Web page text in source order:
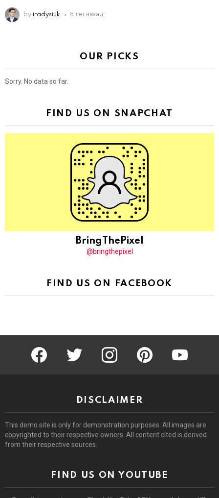
by iradysiuk 8 лет назад
OUR PICKS
Sorry. No data so far.
FIND US ON SNAPCHAT
BringThePixel
@bringthepixel
FIND US ON FACEBOOK
facebook twitter instagram pinterest youtube
DISCLAIMER
This demo site is only for demonstration purposes. All images are
copyrighted to their respective owners. All content cited is derived
from their respective sources.
FIND US ON YOUTUBE